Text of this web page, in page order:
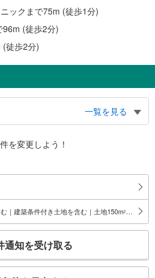
ックまで75m (徒歩1分)
96m (徒歩2分)
(徒歩2分)
一覧を見る
を変更しよう！
｜建築条件付き土地を含む｜土地150m2 以上
通知を受け取る